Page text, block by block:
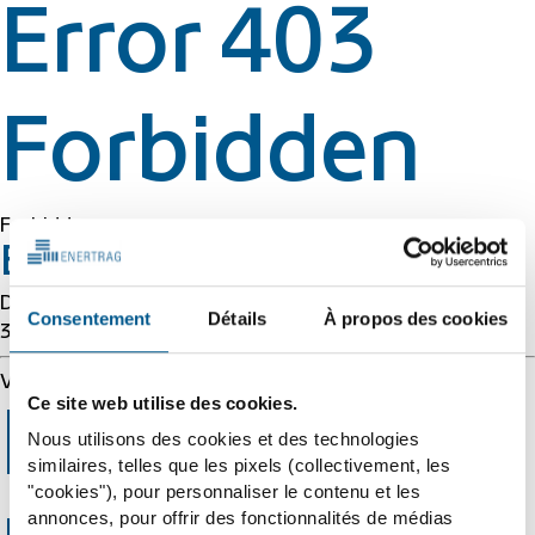
Consentement Détails À propos des cookies
Ce site web utilise des cookies.
Nous utilisons des cookies et des technologies
similaires, telles que les pixels (collectivement, les
"cookies"), pour personnaliser le contenu et les
annonces, pour offrir des fonctionnalités de médias
Error 403
Forbidden
Forbidden
Error 54113
Details: cache-cmh1290038-CMH 1786036937
3865795886
Varnish cache server
Error 403